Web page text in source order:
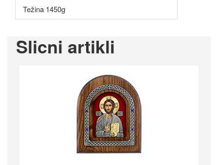
Težina 1450g
Slicni artikli